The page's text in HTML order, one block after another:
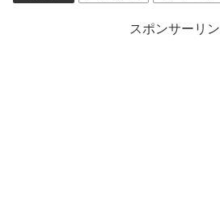
スポンサーリ